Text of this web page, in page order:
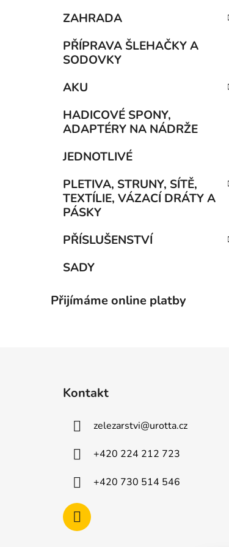
ZAHRADA
PŘÍPRAVA ŠLEHAČKY A
SODOVKY
AKU
HADICOVÉ SPONY,
ADAPTÉRY NA NÁDRŽE
JEDNOTLIVÉ
PLETIVA, STRUNY, SÍTĚ,
TEXTÍLIE, VÁZACÍ DRÁTY A
PÁSKY
PŘÍSLUŠENSTVÍ
SADY
Přijímáme online platby
Kontakt
zelezarstvi@urotta.cz
+420 224 212 723
+420 730 514 546